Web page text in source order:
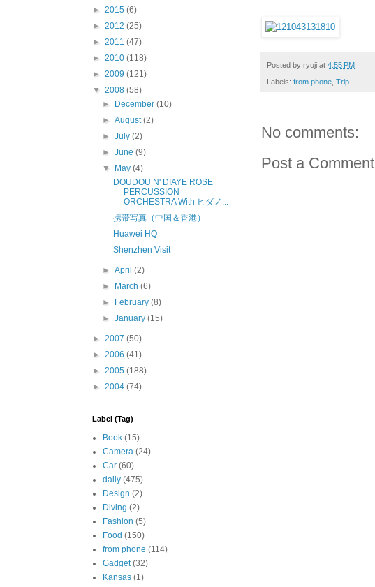
Posted by ryuji at 4:55 PM
Labels: from phone, Trip
No comments:
Post a Comment
► 2015 (6)
► 2012 (25)
► 2011 (47)
► 2010 (118)
► 2009 (121)
▼ 2008 (58)
►
December(10)
►August(2)
►July(2)
►June(9)
▼
May(4)
DOUDOU N' DIAYE ROSE
PERCUSSION
ORCHESTRA With ヒダノ...
携帯写真（中国＆香港）
Huawei HQ
Shenzhen Visit
►April(2)
►
March(6)
►
February(8)
►January(15)
► 2007 (50)
► 2006 (41)
► 2005 (188)
► 2004 (74)
Label (Tag)
Book (15)
Camera (24)
Car (60)
daily (475)
Design (2)
Diving (2)
Fashion (5)
Food (150)
from phone (114)
Gadget (32)
Kansas (1)